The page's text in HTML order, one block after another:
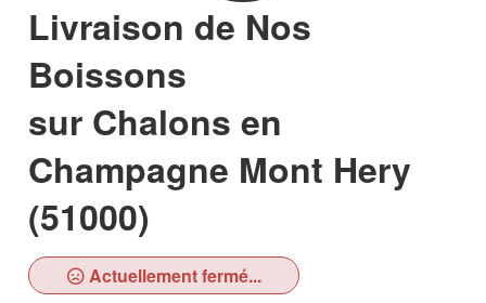
Livraison de Nos
Boissons
sur Chalons en
Champagne Mont Hery
(51000)
Actuellement fermé...